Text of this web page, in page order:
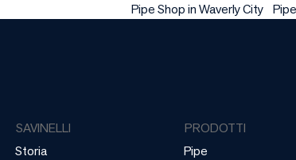
Pipe Shop in Waverly City
SAVINELLI
Storia
PRODOTTI
Pipe